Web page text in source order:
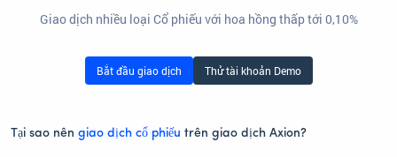
Giao dịch nhiều loại Cổ phiếu với hoa hồng thấp tới 0,10%
Bắt đầu giao dịch Thử tài khoản Demo
Tại sao nên giao dịch cổ phiếu trên giao dịch Axion?